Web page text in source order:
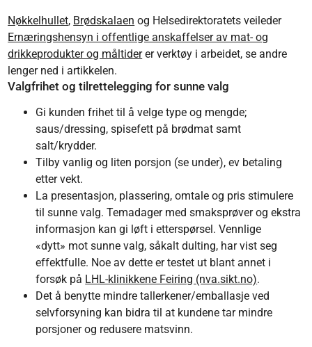
Nøkkelhullet, Brødskalaen og Helsedirektoratets veileder
Ernæringshensyn i offentlige anskaffelser av mat- og
drikkeprodukter og måltiderer verktøy i arbeidet, se andre
lenger ned i artikkelen.
Valgfrihet og tilrettelegging for sunne valg
Gi kunden frihet til å velge type og mengde;
saus/dressing, spisefett på brødmat samt
salt/krydder.
Tilby vanlig og liten porsjon (se under), ev betaling
etter vekt.
La presentasjon, plassering, omtale og pris stimulere
til sunne valg. Temadager med smaksprøver og ekstra
informasjon kan gi løft i etterspørsel. Vennlige
«dytt» mot sunne valg, såkalt dulting, har vist seg
effektfulle. Noe av dette er testet ut blant annet i
forsøk på LHL-klinikkene Feiring (nva.sikt.no).
Det å benytte mindre tallerkener/emballasje ved
selvforsyning kan bidra til at kundene tar mindre
porsjoner og redusere matsvinn.